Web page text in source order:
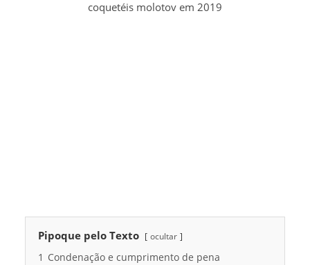
coquetéis molotov em 2019
Pipoque pelo Texto ocultar
1 Condenação e cumprimento de pena